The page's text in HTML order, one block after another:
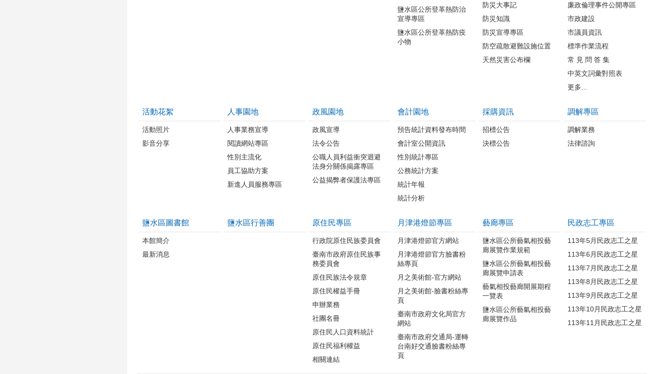
鹽水區公所登革熱防治
宣導專區
鹽水區公所登革熱防疫
小物
防災大事記
防災知識
防災宣導專區
防空疏散避難設施位置
天然災害公布欄
廉政倫理事件公開專區
市政建設
市議員資訊
標準作業流程
常 見 問 答 集
中英文詞彙對照表
更多...
活動花絮
活動照片
影音分享
人事園地
人事業務宣導
閱讀網站專區
性別主流化
員工協助方案
新進人員服務專區
政風園地
政風宣導
法令公告
公職人員利益衝突迴避
法身分關係揭露專區
公益揭弊者保護法專區
會計園地
預告統計資料發布時間
會計室公開資訊
性別統計專區
公務統計方案
統計年報
統計分析
採購資訊
招標公告
決標公告
調解專區
調解業務
法律諮詢
鹽水區圖書館
本館簡介
最新消息
鹽水區行善團 原住民專區
行政院原住民族委員會
臺南市政府原住民族事
務委員會
原住民族法令規章
原住民權益手冊
申辦業務
社團名冊
原住民人口資料統計
原住民福利權益
相關連結
月津港燈節專區
月津港燈節官方網站
月津港燈節官方臉書粉
絲專頁
月之美術館-官方網站
月之美術館-臉書粉絲專
頁
臺南市政府文化局官方
網站
臺南市政府交通局-運轉
台南好交通臉書粉絲專
頁
藝廊專區
鹽水區公所藝氣相投藝
廊展覽作業規範
鹽水區公所藝氣相投藝
廊展覽申請表
藝氣相投藝廊開展期程
一覽表
鹽水區公所藝氣相投藝
廊展覽作品
民政志工專區
113年5月民政志工之星
113年6月民政志工之星
113年7月民政志工之星
113年8月民政志工之星
113年9月民政志工之星
113年10月民政志工之星
113年11月民政志工之星